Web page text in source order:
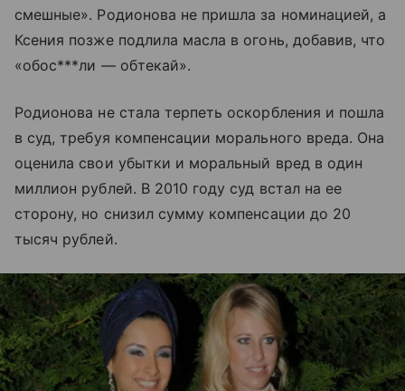
смешные». Родионова не пришла за номинацией, а
Ксения позже подлила масла в огонь, добавив, что
«обос***ли — обтекай».
Родионова не стала терпеть оскорбления и пошла
в суд, требуя компенсации морального вреда. Она
оценила свои убытки и моральный вред в один
миллион рублей. В 2010 году суд встал на ее
сторону, но снизил сумму компенсации до 20
тысяч рублей.